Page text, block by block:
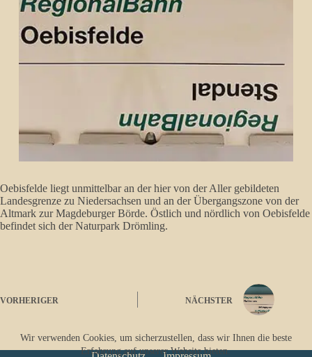
Wir verwenden Cookies, um sicherzustellen, dass wir Ihnen die beste
Erfahrung auf unserer Website bieten.
Oebisfelde liegt unmittelbar an der hier von der Aller gebildeten
Landesgrenze zu Niedersachsen und an der Übergangszone von der
Altmark zur Magdeburger Börde. Östlich und nördlich von Oebisfelde
befindet sich der Naturpark Drömling.
VORHERIGER NÄCHSTER